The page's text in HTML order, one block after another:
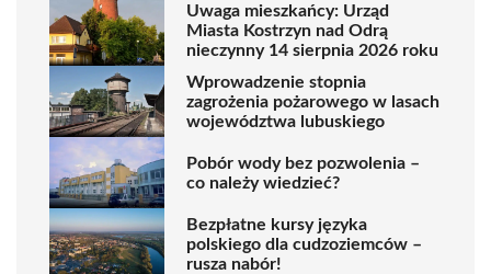
Uwaga mieszkańcy: Urząd
Miasta Kostrzyn nad Odrą
nieczynny 14 sierpnia 2026 roku
Wprowadzenie stopnia
zagrożenia pożarowego w lasach
województwa lubuskiego
Pobór wody bez pozwolenia –
co należy wiedzieć?
Bezpłatne kursy języka
polskiego dla cudzoziemców –
rusza nabór!